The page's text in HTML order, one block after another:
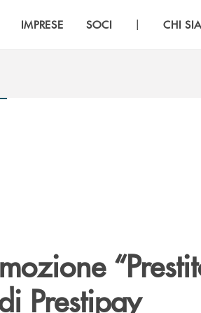
IMPRESE SOCI | CHI
Prestipay